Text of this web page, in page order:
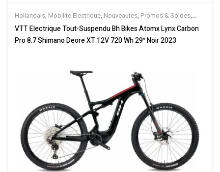
Hollandais, Mobilite Electrique, Nouveautes, Promos & Soldes,
Tout-Suspendus,Vélo électrique ville,Velos Electriques,VTT
Électriques
VTT Electrique Tout-Suspendu Bh Bikes Atomx Lynx Carbon
Pro 8.7 Shimano Deore XT 12V 720 Wh 29″ Noir 2023